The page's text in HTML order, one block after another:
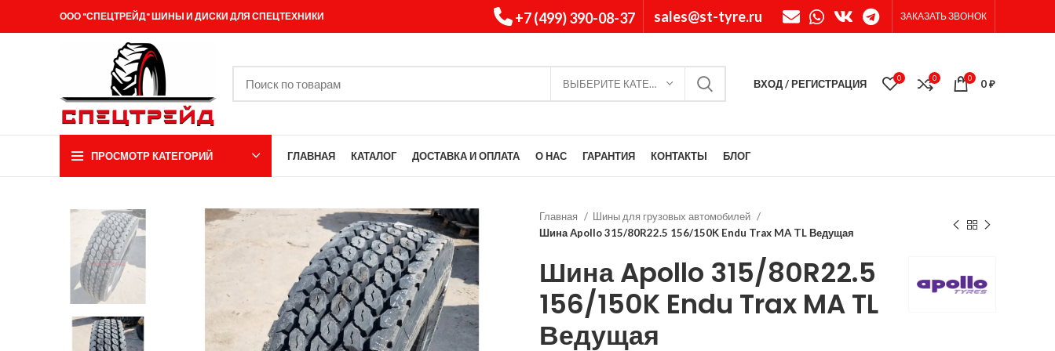
ООО "СПЕЦТРЕЙД" ШИНЫ И ДИСКИ ДЛЯ СПЕЦТЕХНИКИ +7 (499) 390-08-37 sales@st-tyre.ru ЗАКАЗАТЬ ЗВОНОК
ВЫБЕРИТЕ КАТЕГОРИЮ ВХОД / РЕГИСТРАЦИЯ 0 0 0 0₽
ПРОСМОТР КАТЕГОРИЙ ГЛАВНАЯ КАТАЛОГ ДОСТАВКА И ОПЛАТА О НАС ГАРАНТИЯ КОНТАКТЫ БЛОГ
Главная
Шины для грузовых автомобилей
Шина Apollo 315/80R22.5 156/150K Endu Trax MA TL Ведущая
Шина Apollo 315/80R22.5
156/150K Endu Trax MA TL
Ведущая